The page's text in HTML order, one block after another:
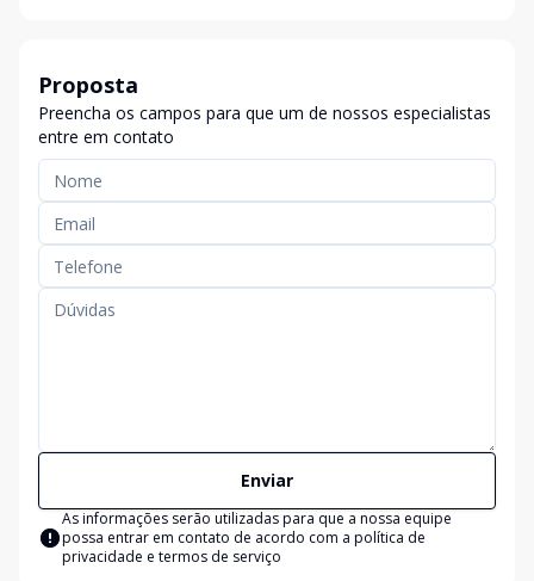
Proposta
Preencha os campos para que um de nossos especialistas
entre em contato
Enviar
As informações serão utilizadas para que a nossa equipe
possa entrar em contato de acordo com a política de
privacidade e termos de serviço